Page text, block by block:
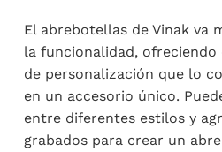
El abrebotellas de Vinak va
la funcionalidad, ofreciendo
de personalización que lo
en un accesorio único.
entre diferentes estilos y
grabados para crear un